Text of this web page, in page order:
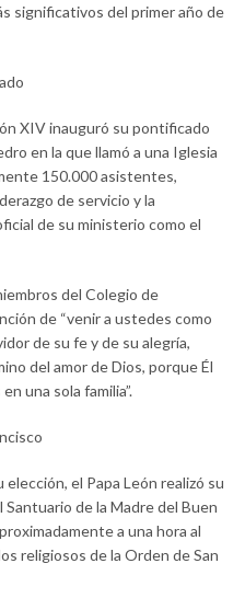
significativos del primer año de
XIV inauguró su pontificado
en la que llamó a una Iglesia
150.000 asistentes,
de servicio y la
de su ministerio como el
del Colegio de
de “venir a ustedes como
de su fe y de su alegría,
del amor de Dios, porque Él
una sola familia”.
el Papa León realizó su
de la Madre del Buen
a una hora al
religiosos de la Orden de San